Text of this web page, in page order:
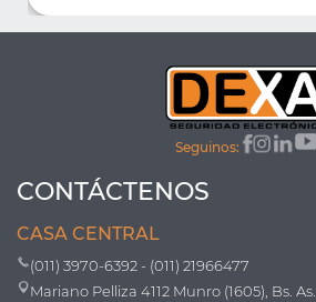
Seguinos:
CONTÁCTENOS
CASA CENTRAL
(011) 3970-6392 - (011) 21966477
Mariano Pelliza 4112 Munro (1605), Bs. As.